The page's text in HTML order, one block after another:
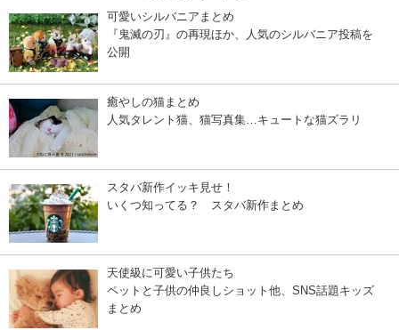
可愛いシルバニアまとめ
『鬼滅の刃』の再現ほか、人気のシルバニア投稿を
公開
癒やしの猫まとめ
人気タレント猫、猫写真集…キュートな猫ズラリ
スタバ新作イッキ見せ！
いくつ知ってる？ スタバ新作まとめ
天使級に可愛い子供たち
ペットと子供の仲良しショット他、SNS話題キッズ
まとめ